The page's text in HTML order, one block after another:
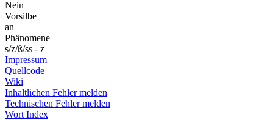
Nein
Vorsilbe
an
Phänomene
s/z/ß/ss - z
Impressum
Quellcode
Wiki
Inhaltlichen Fehler melden
Technischen Fehler melden
Wort Index